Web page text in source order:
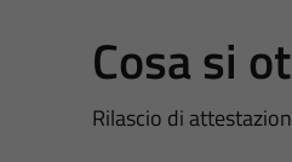
Cosa si
Rilascio di